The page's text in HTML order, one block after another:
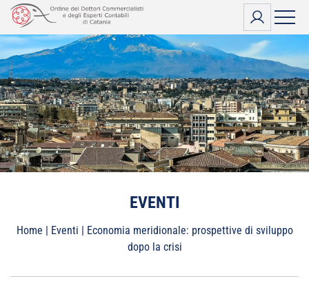
Vai
contenuto
EVENTI
Home | Eventi | Economia meridionale: prospettive di sviluppo
dopo la crisi